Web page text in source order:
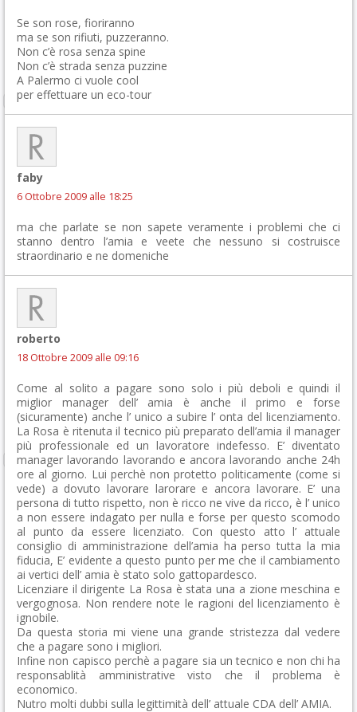
Se son rose, fioriranno
ma se son rifiuti, puzzeranno.
Non c’è rosa senza spine
Non c’è strada senza puzzine
A Palermo ci vuole cool
per effettuare un eco-tour
faby
6 Ottobre 2009 alle 18:25
ma che parlate se non sapete veramente i problemi che ci
stanno dentro l’amia e veete che nessuno si costruisce
straordinario e ne domeniche
roberto
18 Ottobre 2009 alle 09:16
Come al solito a pagare sono solo i più deboli e quindi il
miglior manager dell’ amia è anche il primo e forse
(sicuramente) anche l’ unico a subire l’ onta del licenziamento.
La Rosa è ritenuta il tecnico più preparato dell’amia il manager
più professionale ed un lavoratore indefesso. E’ diventato
manager lavorando lavorando e ancora lavorando anche 24h
ore al giorno. Lui perchè non protetto politicamente (come si
vede) a dovuto lavorare larorare e ancora lavorare. E’ una
persona di tutto rispetto, non è ricco ne vive da ricco, è l’ unico
a non essere indagato per nulla e forse per questo scomodo
al punto da essere licenziato. Con questo atto l’ attuale
consiglio di amministrazione dell’amia ha perso tutta la mia
fiducia, E’ evidente a questo punto per me che il cambiamento
ai vertici dell’ amia è stato solo gattopardesco.
Licenziare il dirigente La Rosa è stata una a zione meschina e
vergognosa. Non rendere note le ragioni del licenziamento è
ignobile.
Da questa storia mi viene una grande stristezza dal vedere
che a pagare sono i migliori.
Infine non capisco perchè a pagare sia un tecnico e non chi ha
responsablità amministrative visto che il problema è
economico.
Nutro molti dubbi sulla legittimità dell’ attuale CDA dell’ AMIA.